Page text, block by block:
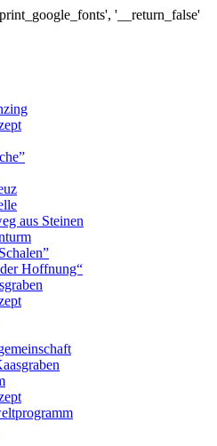
'__return_false'
aus Steinen
Hoffnung“